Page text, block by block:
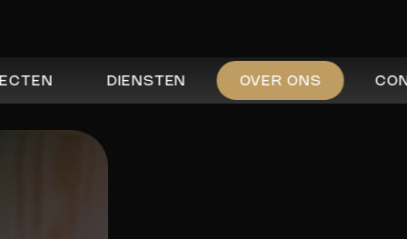
DIENSTEN OVER ONS